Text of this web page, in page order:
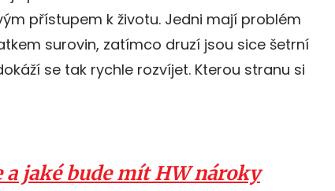
přístupem k životu. Jedni mají problém
surovin, zatímco druzí jsou sice šetrní
se tak rychle rozvíjet. Kterou stranu si
a jaké bude mít HW nároky